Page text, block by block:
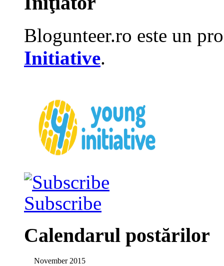
Blogunteer.ro este un
Initiative.
Subscribe
Calendarul postărilor
November 2015